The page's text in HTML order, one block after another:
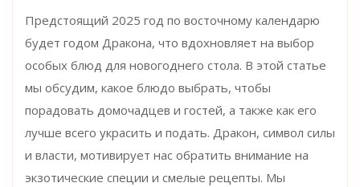
Предстоящий 2025 год по восточному календарю
будет годом Дракона, что вдохновляет на выбор
особых блюд для новогоднего стола. В этой статье
мы обсудим, какое блюдо выбрать, чтобы
порадовать домочадцев и гостей, а также как его
лучше всего украсить и подать. Дракон, символ силы
и власти, мотивирует нас обратить внимание на
экзотические специи и смелые рецепты. Мы